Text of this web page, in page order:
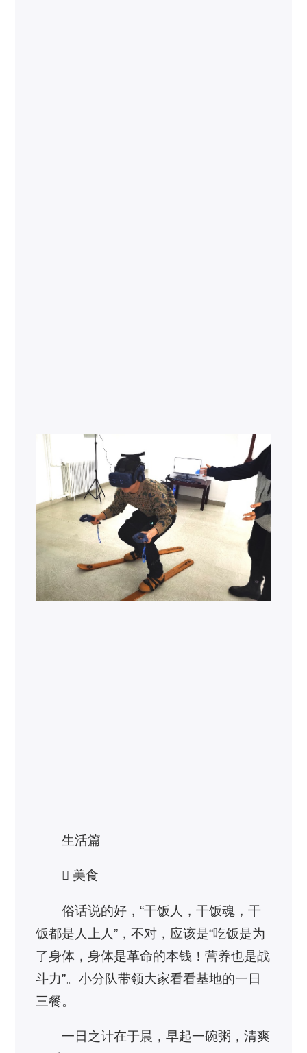
生活篇
 美食
俗话说的好，“干饭人，干饭魂，干
饭都是人上人”，不对，应该是“吃饭是为
了身体，身体是革命的本钱！营养也是战
斗力”。小分队带领大家看看基地的一日
三餐。
一日之计在于晨，早起一碗粥，清爽